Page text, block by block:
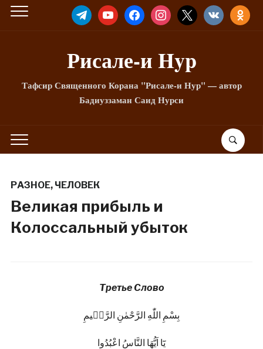
TELEGRAMYOUTUBEFACEBOOKINSTAGRAM
X VKONTAKTE
Рисале-и Hyp
Тафсир Священного Корана "Рисале-и Нур" — автор
Бадиуззаман Саид Нурси
РАЗНОЕ, ЧЕЛОВЕК
Великая прибыль и
Колоссальный убыток
Третье Слово
بِسْمِ اللّٰهِ الرَّحْمٰنِ الرَّحٖيمِ
يَٓا اَيُّهَا النَّاسُ اعْبُدُوا